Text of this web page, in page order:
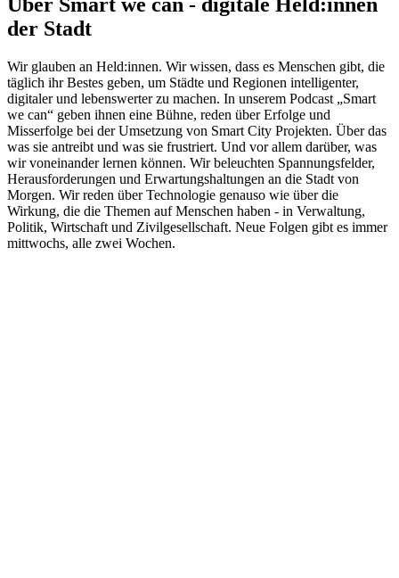
der Stadt
Wir glauben an Held:innen. Wir wissen, dass es Menschen gibt, die
täglich ihr Bestes geben, um Städte und Regionen intelligenter,
digitaler und lebenswerter zu machen. In unserem Podcast „Smart
we can“ geben ihnen eine Bühne, reden über Erfolge und
Misserfolge bei der Umsetzung von Smart City Projekten. Über das
was sie antreibt und was sie frustriert. Und vor allem darüber, was
wir voneinander lernen können. Wir beleuchten Spannungsfelder,
Herausforderungen und Erwartungshaltungen an die Stadt von
Morgen. Wir reden über Technologie genauso wie über die
Wirkung, die die Themen auf Menschen haben - in Verwaltung,
Politik, Wirtschaft und Zivilgesellschaft. Neue Folgen gibt es immer
mittwochs, alle zwei Wochen.